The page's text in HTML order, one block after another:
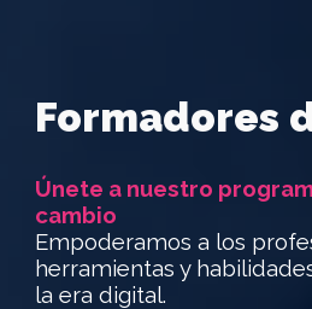
Formadores
Únete a nuestro
cambio
Empoderamos a los
herramientas y
la era digital.